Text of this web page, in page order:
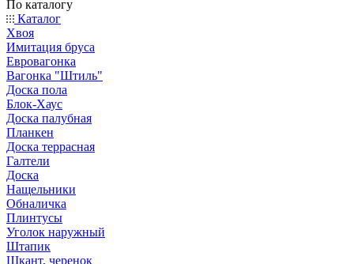
По каталогу
Каталог
Хвоя
Имитация бруса
Евровагонка
Вагонка "Штиль"
Доска пола
Блок-Хаус
Доска палубная
Планкен
Доска террасная
Галтели
Доска
Нащельники
Обналичка
Плинтусы
Уголок наружный
Штапик
Шкант, черенок